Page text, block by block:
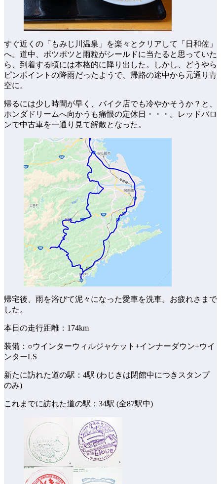
すぐ近くの「もみじ川温泉」を楽々とクリアして「日和佐」
へ。道中、ポツポツと雨粒がシールドに当たると思っていた
ら、到着する頃には本格的に降り出した。しかし、どうやら
ピンポイントの降雨だったようで、帰路の途中から元通り青
空に。
帰るには少し時間が早く、バイク店でも冷やかそうか？と、
ホンダドリームへ向かうも痛恨の定休日・・・。レッドバロ
ンで中古車を一通り見て解散となった。
帰宅後、雨を浴びて泥々になった愛車を洗車。お疲れさまで
した。
本日の走行距離：174km
装備：○ウインターウィルジャケット+インナーダウン+ウイ
ンターLS
新たに訪れた道の駅：4駅 (わじきは閉館中につきスタンプ
のみ)
これまでに訪れた道の駅：34駅 (全87駅中)